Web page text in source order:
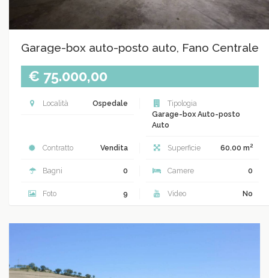
Garage-box auto-posto auto, Fano Centrale
€ 75.000,00
Località Ospedale
Tipologia
Garage-box Auto-posto
Auto
Contratto Vendita Superficie 60.00 m2
Bagni 0 Camere 0
Foto 9 Video No